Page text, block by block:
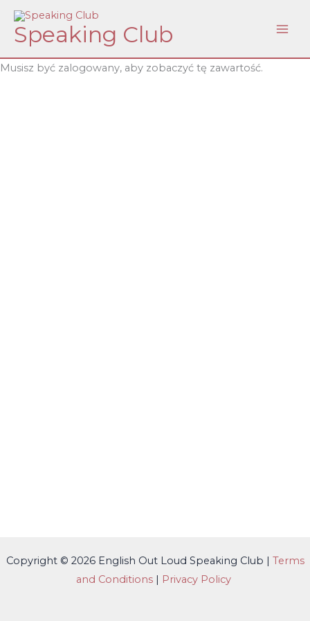
Skip
content
Speaking Club
Musisz być zalogowany, aby zobaczyć tę zawartość.
Copyright © 2026 English Out Loud Speaking Club | Terms
and Conditions | Privacy Policy